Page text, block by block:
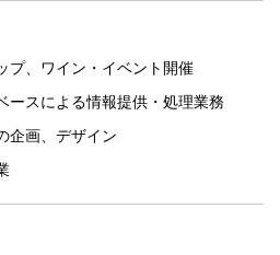
プ、ワイン・イベント開催
ースによる情報提供・処理業務
企画、デザイン